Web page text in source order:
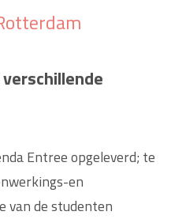
Entree opgeleverd; te
en
van de studenten